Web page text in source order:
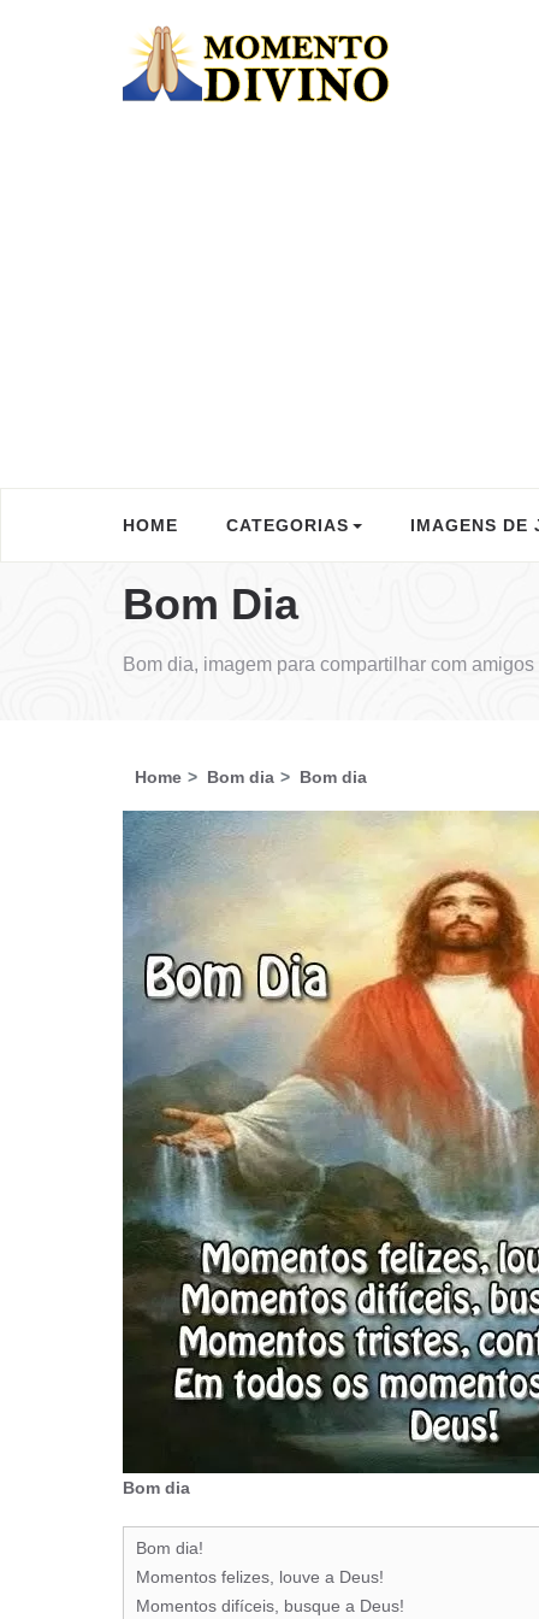
HOME CATEGORIAS IMAGENS DE
Bom Dia
Bom dia, imagem para compartilhar com
Home Bom dia Bom dia
Bom dia
Bom dia!
Momentos felizes, louve a Deus!
Momentos difíceis, busque a Deus!